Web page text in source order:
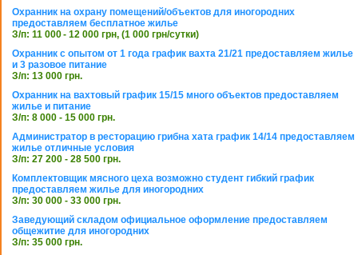
Охранник на охрану помещений/объектов для иногородних
предоставляем бесплатное жилье
З/п: 11 000 - 12 000 грн, (1 000 грн/сутки)
Охранник с опытом от 1 года график вахта 21/21 предоставляем жилье
и 3 разовое питание
З/п: 13 000 грн.
Охранник на вахтовый график 15/15 много объектов предоставляем
жилье и питание
З/п: 8 000 - 15 000 грн.
Администратор в ресторацию грибна хата график 14/14 предоставляем
жилье отличные условия
З/п: 27 200 - 28 500 грн.
Комплектовщик мясного цеха возможно студент гибкий график
предоставляем жилье для иногородних
З/п: 30 000 - 33 000 грн.
Заведующий складом официальное оформление предоставляем
общежитие для иногородних
З/п: 35 000 грн.